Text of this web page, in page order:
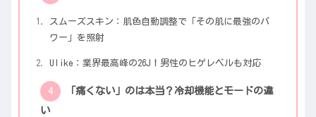
スムーズスキン：肌色自動調整で「その肌に最強のパ
ワー」を照射
Ulike：業界最高峰の26J！男性のヒゲレベルも対応
「痛くない」のは本当？冷却機能とモードの違
い